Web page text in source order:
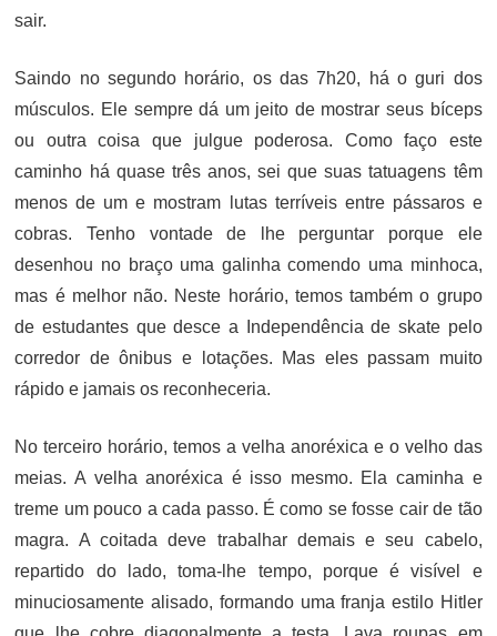
sair.
Saindo no segundo horário, os das 7h20, há o guri dos
músculos. Ele sempre dá um jeito de mostrar seus bíceps
ou outra coisa que julgue poderosa. Como faço este
caminho há quase três anos, sei que suas tatuagens têm
menos de um e mostram lutas terríveis entre pássaros e
cobras. Tenho vontade de lhe perguntar porque ele
desenhou no braço uma galinha comendo uma minhoca,
mas é melhor não. Neste horário, temos também o grupo
de estudantes que desce a Independência de skate pelo
corredor de ônibus e lotações. Mas eles passam muito
rápido e jamais os reconheceria.
No terceiro horário, temos a velha anoréxica e o velho das
meias. A velha anoréxica é isso mesmo. Ela caminha e
treme um pouco a cada passo. É como se fosse cair de tão
magra. A coitada deve trabalhar demais e seu cabelo,
repartido do lado, toma-lhe tempo, porque é visível e
minuciosamente alisado, formando uma franja estilo Hitler